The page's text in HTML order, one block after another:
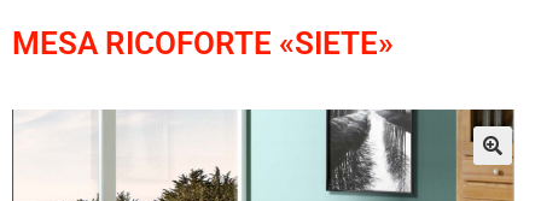
MESA RICOFORTE «SIETE»